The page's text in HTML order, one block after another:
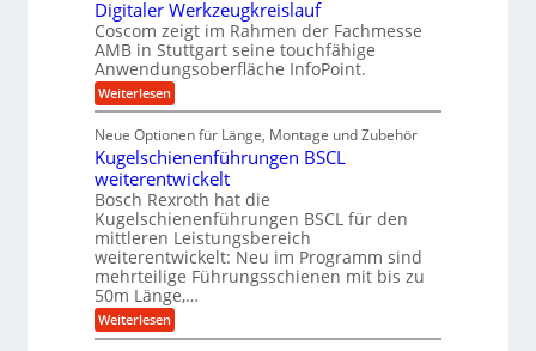
f
ü
r
r
a
e
U
m
g
e
b
u
n
g
i
n
g
a
n
g
e
r
S
t
e
l
e
n
i
e
b
e
f
ü
r
r
ä
z
i
s
e
H
u
b
b
e
w
e
z
i
s
i
o
n
f
r
A
u
t
o
m
o
t
i
v
e
u
n
Digitaler Werkzeugkreislauf
Coscom zeigt im Rahmen der Fachmesse
AMB in Stuttgart seine touchfähige
Anwendungsoberfläche InfoPoint.
Weiterlesen:
D
g
i
t
a
l
e
r
W
e
r
k
z
e
Neue Optionen für Länge, Montage und Zubehör
Kugelschienenführungen BSCL
weiterentwickelt
Bosch Rexroth hat die
Kugelschienenführungen BSCL für den
mittleren Leistungsbereich
weiterentwickelt: Neu im Programm sind
mehrteilige Führungsschienen mit bis zu
50m Länge,…
Weiterlesen:
K